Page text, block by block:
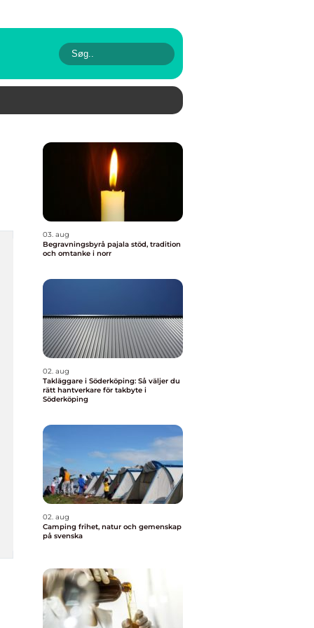
03. aug
Begravningsbyrå pajala stöd, tradition
och omtanke i norr
02. aug
Takläggare i Söderköping: Så väljer du
rätt hantverkare för takbyte i
Söderköping
02. aug
Camping frihet, natur och gemenskap
på svenska